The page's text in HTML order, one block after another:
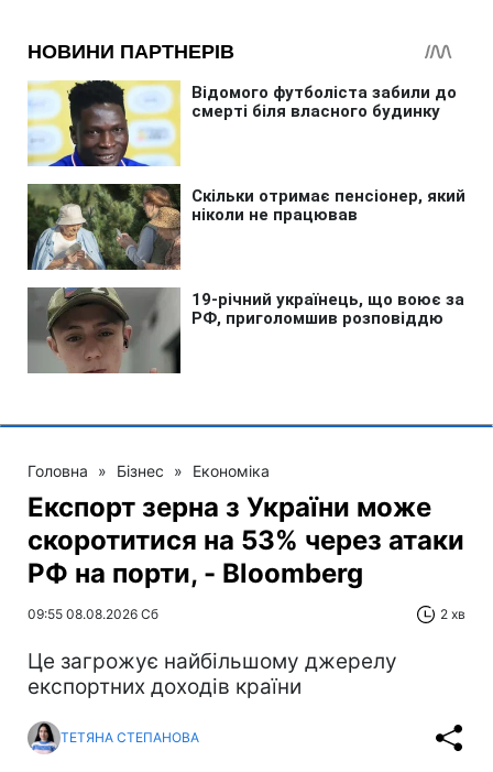
Головна » Бізнес » Економіка
Експорт зерна з України може
скоротитися на 53% через атаки
РФ на порти, - Bloomberg
09:55 08.08.2026 Сб 2 хв
Це загрожує найбільшому джерелу
експортних доходів країни
ТЕТЯНА СТЕПАНОВА